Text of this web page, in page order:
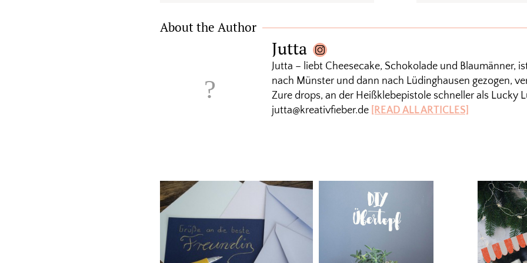
About the Author
Jutta
Jutta – liebt Cheesecake, Schokolade und Blaumänner,
nach Münster und dann nach Lüdinghausen gezogen,
Zure drops, an der Heißklebepistole schneller als Lucky
jutta@kreativfieber.de [READ ALL ARTICLES]